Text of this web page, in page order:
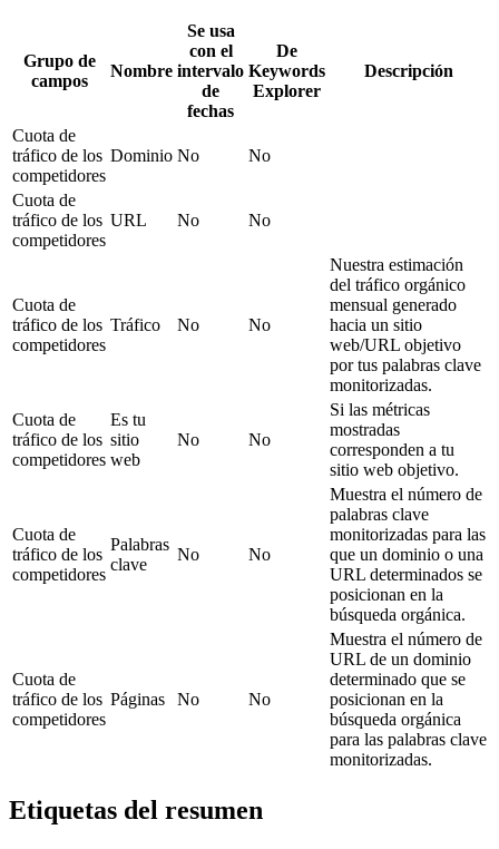
Grupo de
campos
Nombre
Se usa
con el
intervalo
de
fechas
De
Keywords
Explorer
Descripción
Cuota de
tráfico de los
competidores
Dominio No No
Cuota de
tráfico de los
competidores
URL No No
Cuota de
tráfico de los
competidores
Tráfico No No
Nuestra estimación
del tráfico orgánico
mensual generado
hacia un sitio
web/URL objetivo
por tus palabras clave
monitorizadas.
Cuota de
tráfico de los
competidores
Es tu
sitio
web
No No
Si las métricas
mostradas
corresponden a tu
sitio web objetivo.
Cuota de
tráfico de los
competidores
Palabras
clave
No No
Muestra el número de
palabras clave
monitorizadas para las
que un dominio o una
URL determinados se
posicionan en la
búsqueda orgánica.
Cuota de
tráfico de los
competidores
Páginas No No
Muestra el número de
URL de un dominio
determinado que se
posicionan en la
búsqueda orgánica
para las palabras clave
monitorizadas.
Etiquetas del resumen